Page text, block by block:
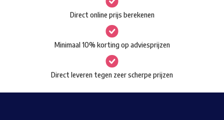
Waar ben je naar op zoek?
gekozen
worden
op
de
productpagina
Direct online prijs berekenen
Minimaal 10% korting op adviesprijzen
Direct leveren tegen zeer scherpe prijzen